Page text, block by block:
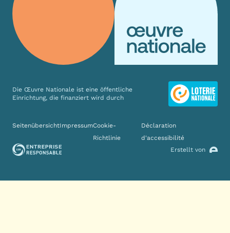
Die Œuvre Nationale ist eine öffentliche
Einrichtung, die finanziert wird durch
Verschiedene Links
SeitenübersichtImpressumCookie-
Richtlinie
Déclaration
d'accessibilité
Erstellt von